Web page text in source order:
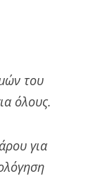
του
όλους.
για